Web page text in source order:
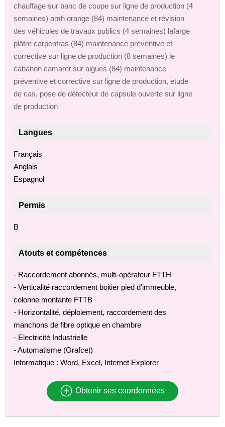
chauffage sur banc de coupe sur ligne de production (4
semaines) amh orange (84) maintenance et révision
des véhicules de travaux publics (4 semaines) lafarge
plâtre carpentras (84) maintenance préventive et
corrective sur ligne de production (8 semaines) le
cabanon camaret sur aigues (84) maintenance
préventive et corrective sur ligne de production, etude
de cas, pose de détecteur de capsule ouverte sur ligne
de production
Langues
Français
Anglais
Espagnol
Permis
B
Atouts et compétences
- Raccordement abonnés, multi-opérateur FTTH
- Verticalité raccordement boitier pied d'immeuble,
colonne montante FTTB
- Horizontalité, déploiement, raccordement des
manchons de fibre optique en chambre
- Electricité Industrielle
- Automatisme (Grafcet)
Informatique : Word, Excel, Internet Explorer
Obtenir ses coordonnées